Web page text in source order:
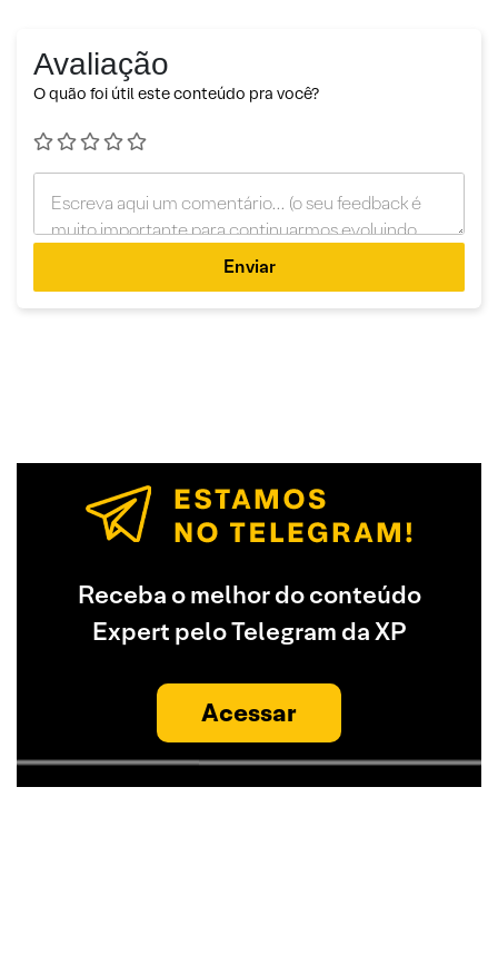
Avaliação
O quão foi útil este conteúdo pra você?
Enviar
Receba o melhor do conteúdo
Expert pelo Telegram da XP
Acessar